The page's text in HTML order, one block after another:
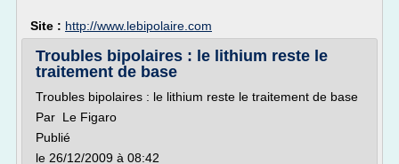
Site : http://www.lebipolaire.com
Troubles bipolaires : le lithium reste le
traitement de base
Troubles bipolaires : le lithium reste le traitement de base
Par Le Figaro
Publié
le 26/12/2009 à 08:42